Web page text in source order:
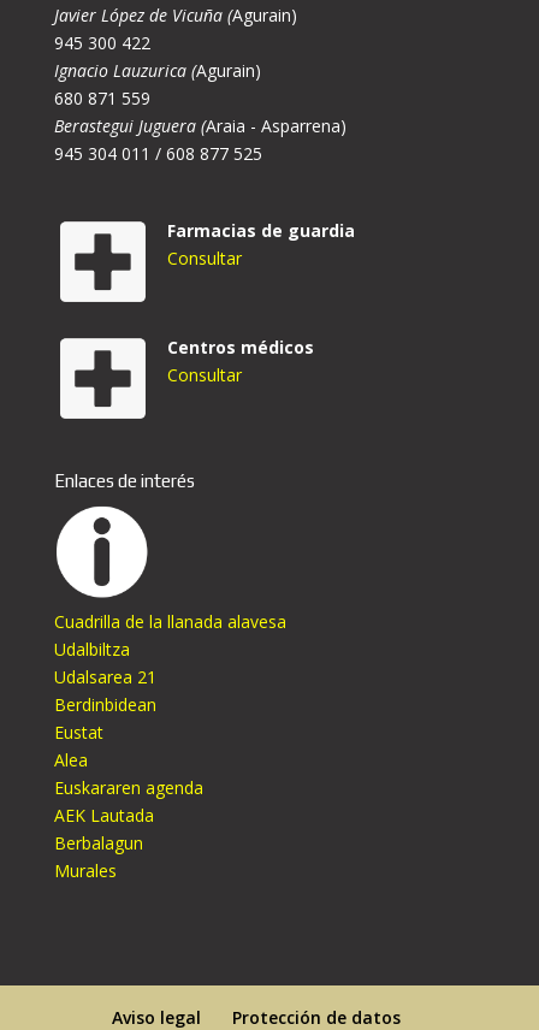
Javier López de Vicuña (Agurain)
945 300 422
Ignacio Lauzurica (Agurain)
680 871 559
Berastegui Juguera (Araia - Asparrena)
945 304 011 / 608 877 525
Farmacias de guardia
Consultar
Centros médicos
Consultar
Enlaces de interés
Cuadrilla de la llanada alavesa
Udalbiltza
Udalsarea 21
Berdinbidean
Eustat
Alea
Euskararen agenda
AEK Lautada
Berbalagun
Murales
Aviso legal Protección de datos